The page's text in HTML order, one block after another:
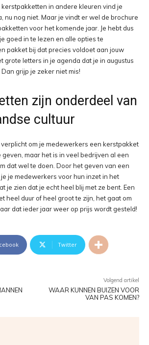
kerstpakketten in andere kleuren vind je
nu nog niet. Maar je vindt er wel de brochure
voor het komende jaar. Je hebt dus
goed in te lezen en alle opties te
pakket bij dat precies voldoet aan jouw
grote letters in je agenda dat je in augustus
grijp je zeker niet mis!
zijn onderdeel van
cultuur
om je medewerkers een kerstpakket
maar het is in veel bedrijven al een
dat wel te doen. Door het geven van een
je medewerkers voor hun inzet in het
je zien dat je echt heel blij met ze bent. Een
heel duur of heel groot te zijn, het gaat om
dat ieder jaar weer op prijs wordt gesteld!
Twitter
Volgend artikel
WAAR KUNNEN BUIZEN VOOR
VAN PAS KOMEN?